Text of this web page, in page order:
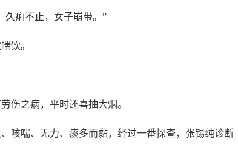
久痢不止，女子崩带。”
饮。
伤之病，平时还喜抽大烟。
咳喘、无力、痰多而黏，经过一番探查，张锡纯诊断